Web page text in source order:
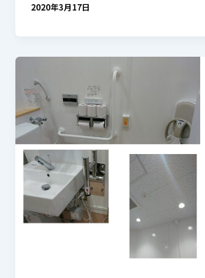
2020年3月17日